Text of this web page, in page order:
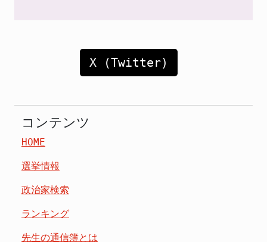
X (Twitter)
コンテンツ
HOME
選挙情報
政治家検索
ランキング
先生の通信簿とは